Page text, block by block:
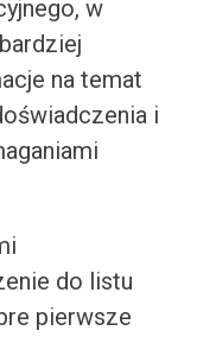
w
na temat
i
do listu
pierwsze